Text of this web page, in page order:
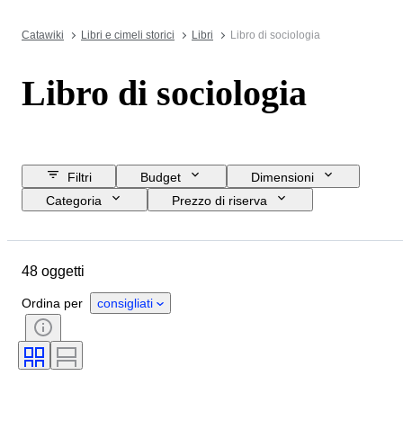
Catawiki Libri e cimeli storici Libri Libro di sociologia
Libro di sociologia
Filtri Budget
Dimensioni
Categoria
Prezzo di riserva
Accessori
Rilegatura
48 oggetti
Ordina per consigliati